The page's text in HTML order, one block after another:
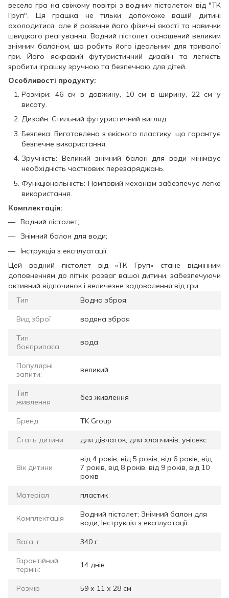
весела гра на свіжому повітрі з водним пістолетом від "ТК
Груп". Ця грашка не тільки допоможе вашій дитині
охолодитися, але й розвине його фізичні якості та навички
швидкого реагування. Водний пістолет оснащений великим
знімним балоном, що робить його ідеальним для тривалої
гри. Його яскравий футуристичний дизайн та легкість
зробити іграшку зручною та безпечною для дітей.
Особливості продукту:
Розміри: 46 см в довжину, 10 см в ширину, 22 см у
висоту.
Дизайн: Стильний футуристичний вигляд.
Безпека: Виготовлено з якісного пластику, що гарантує
безпечне використання.
Зручність: Великий знімний балон для води мінімізує
необхідність часткових перезаряджань.
Функціональність: Помповий механізм забезпечує легке
використання.
Комплектація:
Водний пістолет;
Знімний балон для води;
Інструкція з експлуатації.
Цей водний пістолет від «ТК Груп» стане відмінним
доповненням до літніх розваг вашої дитини, забезпечуючи
активний відпочинок і величезне задоволення від гри.
Тип
Водна зброя
Вид зброї водяна зброя
Тип
боєприпаса
вода
Популярні
запити:
великий
Тип
живлення
без живлення
Бренд TK Group
Стать дитини для дівчаток, для хлопчиків, унісекс
Вік дитини
від 4 років, від 5 років, від 6 років, від
7 років, від 8 років, від 9 років, від 10
років
Матеріал пластик
Комплектація
Водний пістолет; Знімний балон для
води; Інструкція з експлуатації.
Вага, г 340 г
Гарантійний
термін:
14 днів
Розмір 59 х 11 х 28 см